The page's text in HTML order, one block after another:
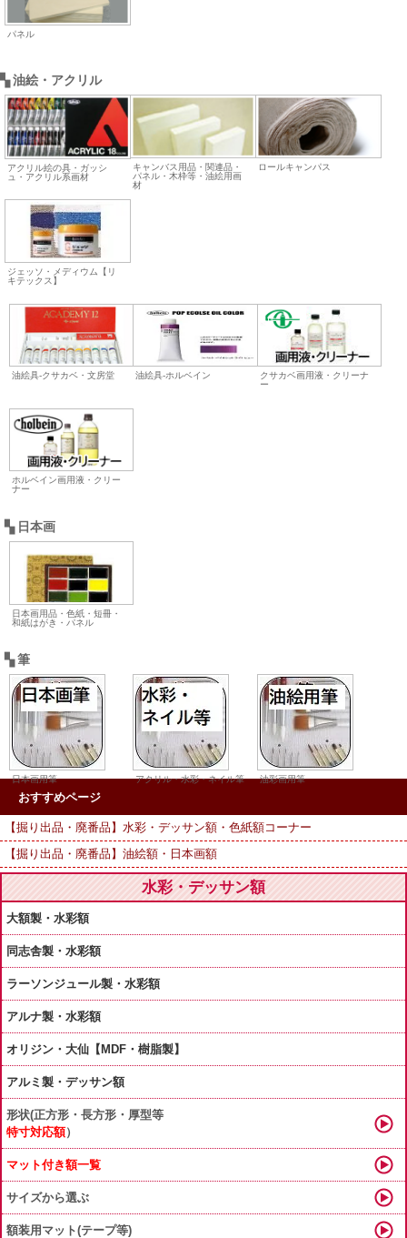
パネル
▚ 油絵・アクリル
アクリル絵の具・ガッシ
ュ・アクリル系画材
キャンバス用品・関連品・
パネル・木枠等・油絵用画
材
ロールキャンパス
ジェッソ・メディウム【リ
キテックス】
油絵具-クサカベ・文房堂 油絵具-ホルベイン
クサカベ画用液・クリーナ
ー
ホルベイン画用液・クリー
ナー
▚ 日本画
日本画用品・色紙・短冊・
和紙はがき・パネル
▚ 筆
日本画用筆 アクリル・水彩・ネイル筆 油彩画用筆
おすすめページ
【掘り出品・廃番品】水彩・デッサン額・色紙額コーナー
【掘り出品・廃番品】油絵額・日本画額
水彩・デッサン額
大額製・水彩額
同志舎製・水彩額
ラーソンジュール製・水彩額
アルナ製・水彩額
オリジン・大仙【MDF・樹脂製】
アルミ製・デッサン額
形状(正方形・長方形・厚型等
特寸対応額）
マット付き額一覧
サイズから選ぶ
額装用マット(テープ等)